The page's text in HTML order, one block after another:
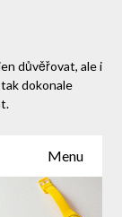
důvěřovat, ale i
dokonale
Menu